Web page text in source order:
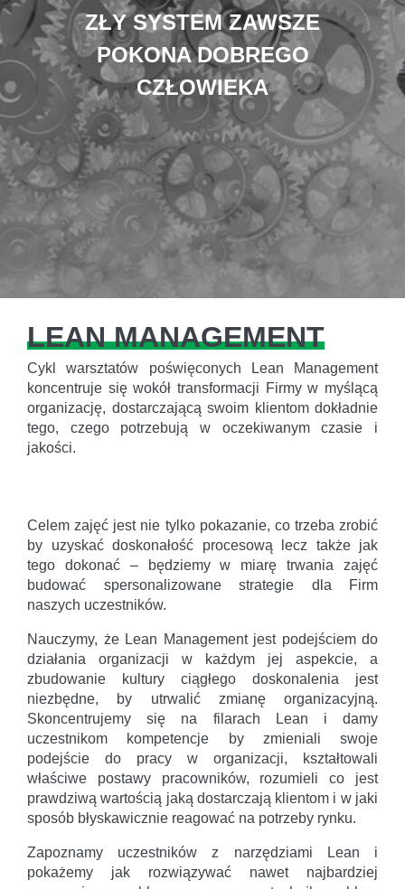
ZŁY SYSTEM ZAWSZE
POKONA DOBREGO
CZŁOWIEKA
LEAN MANAGEMENT
Cykl warsztatów poświęconych Lean Management
koncentruje się wokół transformacji Firmy w myślącą
organizację, dostarczającą swoim klientom dokładnie
tego, czego potrzebują w oczekiwanym czasie i
jakości.
Celem zajęć jest nie tylko pokazanie, co trzeba zrobić
by uzyskać doskonałość procesową lecz także jak
tego dokonać – będziemy w miarę trwania zajęć
budować spersonalizowane strategie dla Firm
naszych uczestników.
Nauczymy, że Lean Management jest podejściem do
działania organizacji w każdym jej aspekcie, a
zbudowanie kultury ciągłego doskonalenia jest
niezbędne, by utrwalić zmianę organizacyjną.
Skoncentrujemy się na filarach Lean i damy
uczestnikom kompetencje by zmieniali swoje
podejście do pracy w organizacji, kształtowali
właściwe postawy pracowników, rozumieli co jest
prawdziwą wartością jaką dostarczają klientom i w jaki
sposób błyskawicznie reagować na potrzeby rynku.
Zapoznamy uczestników z narzędziami Lean i
pokażemy jak rozwiązywać nawet najbardziej